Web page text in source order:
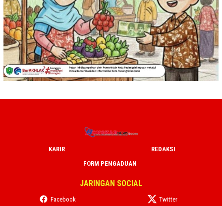
KARIR
REDAKSI
FORM PENGADUAN
JARINGAN SOCIAL
Facebook Twitter